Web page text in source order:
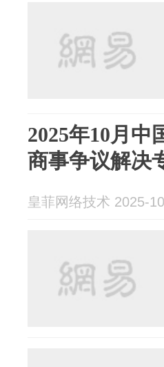
2025年10月
商事争议解决
皇菲网络技术 2025-